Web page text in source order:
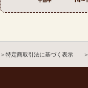
＞特定商取引法に基づく表示